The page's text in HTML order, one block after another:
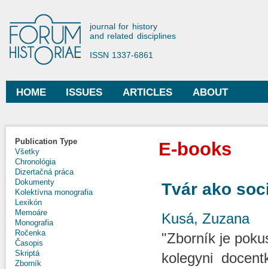
Forum Historiae
journal for history
and related disciplines
ISSN 1337-6861
Main menu
HOME ISSUES ARTICLES ABOUT
Publication Type
Všetky
Chronológia
Dizertačná práca
Dokumenty
Kolektívna monografia
Lexikón
Memoáre
Monografia
Ročenka
Časopis
Skriptá
Zborník
E-books
Tvár ako
Kusá, Zuzana
"Zborník je
kolegyni